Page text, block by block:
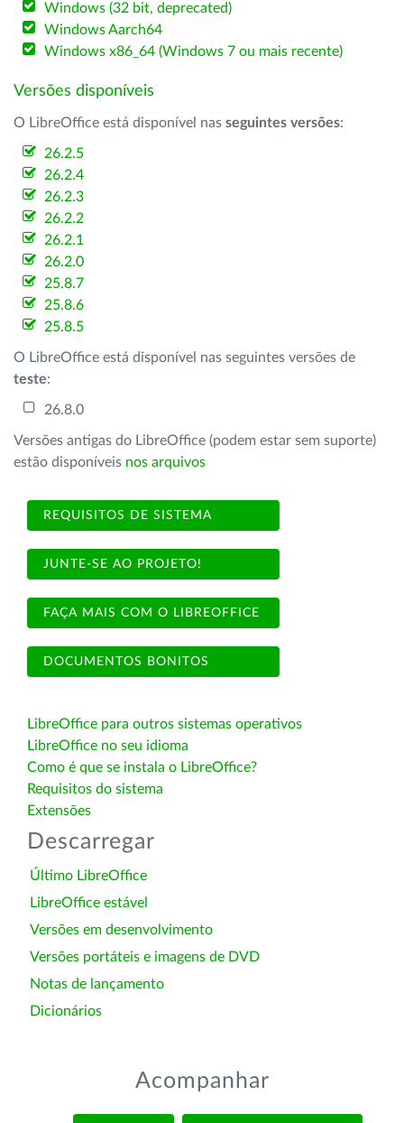
Windows (32 bit, deprecated)
Windows Aarch64
Windows x86_64 (Windows 7 ou mais recente)
Versões disponíveis
O LibreOffice está disponível nas seguintes versões:
26.2.5
26.2.4
26.2.3
26.2.2
26.2.1
26.2.0
25.8.7
25.8.6
25.8.5
O LibreOffice está disponível nas seguintes versões de
teste:
26.8.0
Versões antigas do LibreOffice (podem estar sem suporte)
estão disponíveis nos arquivos
REQUISITOS DE SISTEMA
JUNTE-SE AO PROJETO!
FAÇA MAIS COM O LIBREOFFICE
DOCUMENTOS BONITOS
LibreOffice para outros sistemas operativos
LibreOffice no seu idioma
Como é que se instala o LibreOffice?
Requisitos do sistema
Extensões
Descarregar
Último LibreOffice
LibreOffice estável
Versões em desenvolvimento
Versões portáteis e imagens de DVD
Notas de lançamento
Dicionários
Acompanhar